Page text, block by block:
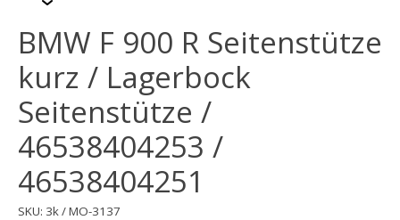
BMW F 900 R Seitenstütze
kurz / Lagerbock
Seitenstütze /
46538404253 /
46538404251
SKU: 3k / MO-3137